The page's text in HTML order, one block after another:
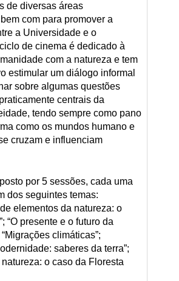
de diversas áreas
com para promover a
a Universidade e o
de cinema é dedicado à
com a natureza e tem
estimular um diálogo informal
sobre algumas questões
centrais da
tendo sempre como pano
como os mundos humano e
cruzam e influenciam
por 5 sessões, cada uma
dos seguintes temas:
elementos da natureza: o
“O presente e o futuro da
climáticas”;
saberes da terra”;
o caso da Floresta